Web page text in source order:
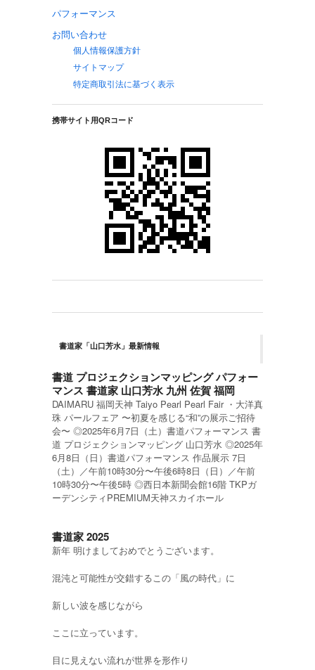
パフォーマンス
お問い合わせ
個人情報保護方針
サイトマップ
特定商取引法に基づく表示
携帯サイト用QRコード
書道家「山口芳水」最新情報
書道 プロジェクションマッピング パフォー
マンス 書道家 山口芳水 九州 佐賀 福岡
DAIMARU 福岡天神 Taiyo Pearl Pearl Fair ・大洋真
珠 パールフェア 〜初夏を感じる“和”の展示ご招待
会〜 ◎2025年6月7日（土）書道パフォーマンス 書
道 プロジェクションマッピング 山口芳水 ◎2025年
6月8日（日）書道パフォーマンス 作品展示 7日
（土）／午前10時30分〜午後6時8日（日）／午前
10時30分〜午後5時 ◎西日本新聞会館16階 TKPガ
ーデンシティPREMIUM天神スカイホール
書道家 2025
新年 明けましておめでとうございます。
混沌と可能性が交錯するこの「風の時代」に
新しい波を感じながら
ここに立っています。
目に見えない流れが世界を形作り